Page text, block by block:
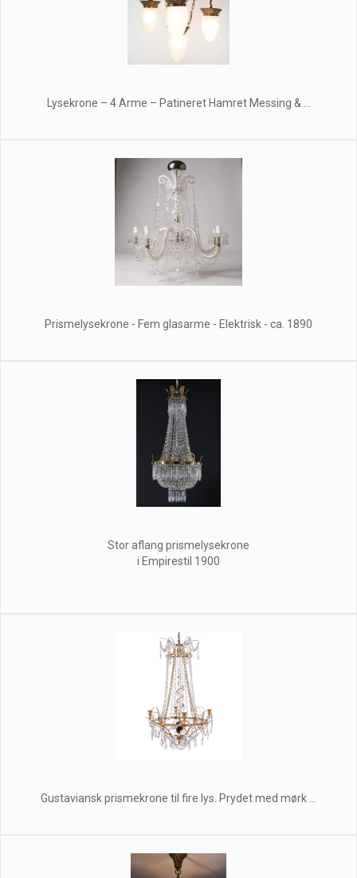
Lysekrone – 4 Arme – Patineret Hamret Messing & ...
Prismelysekrone - Fem glasarme - Elektrisk - ca. 1890
Stor aflang prismelysekrone
i Empirestil 1900
Gustaviansk prismekrone til fire lys. Prydet med mørk ...